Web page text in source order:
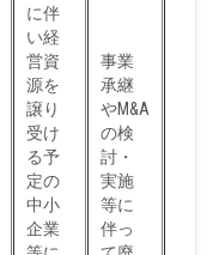
に伴
い経
営資
源を
譲り
受け
る予
定の
中小
企業
事業
承継
やM&A
の検
討・
実施
等に
伴っ